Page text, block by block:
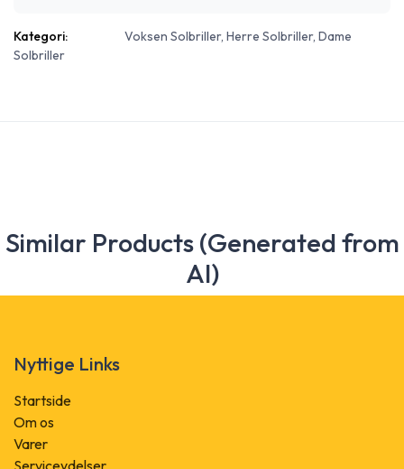
Kategori:
Voksen Solbriller, Herre Solbriller, Dame
Solbriller
Similar Products (Generated from
AI)
Nyttige Links
Startside
Om os
Varer
Serviceydelser